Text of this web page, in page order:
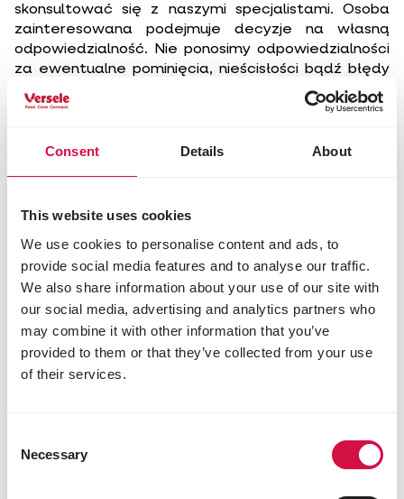
Consent Details About
This website uses cookies
We use cookies to personalise content and ads, to
provide social media features and to analyse our traffic.
We also share information about your use of our site with
our social media, advertising and analytics partners who
may combine it with other information that you’ve
provided to them or that they’ve collected from your use
of their services.
Selection
Necessary
skonsultować się z naszymi specjalistami. Osoba
zainteresowana podejmuje decyzje na własną
odpowiedzialność. Nie ponosimy odpowiedzialności
za ewentualne pominięcia, nieścisłości bądź błędy
w treściach zawartych na naszej stronie
internetowej.
Linki zewnętrzne
stron www. Uznaliśmy, że zawarte na nich treści są
ich dokładności ani nie ponosimy odpowiedzialności
za konsekwencje wynikające z ich wykorzystania.
Ochrona danych osobowych
Versele Laga nv szanuje prywatność użytkowników
niniejszej strony. Gromadzenie danych osobowych
Belgii ustawy o ochronie danych osobowych z dnia 8